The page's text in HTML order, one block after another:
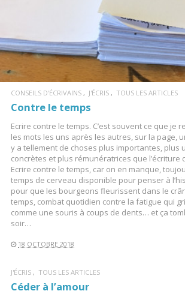
CONSEILS D'ÉCRIVAINS J'ÉCRIS TOUS LES ARTICLES
Contre le temps
Ecrire contre le temps. C’est souvent ce que je
les mots les uns après les autres, sur la page,
y a tellement de choses plus importantes, plus
concrètes et plus rémunératrices que l’écriture
Ecrire contre le temps, car on en manque,
temps de cerveau disponible pour penser à
pour que les bourgeons fleurissent dans le
temps, combat quotidien contre la fatigue qui
comme une souris à coups de dents… et ça
soir…
18 OCTOBRE 2018
J'ÉCRIS TOUS LES ARTICLES
Céder à l’amour